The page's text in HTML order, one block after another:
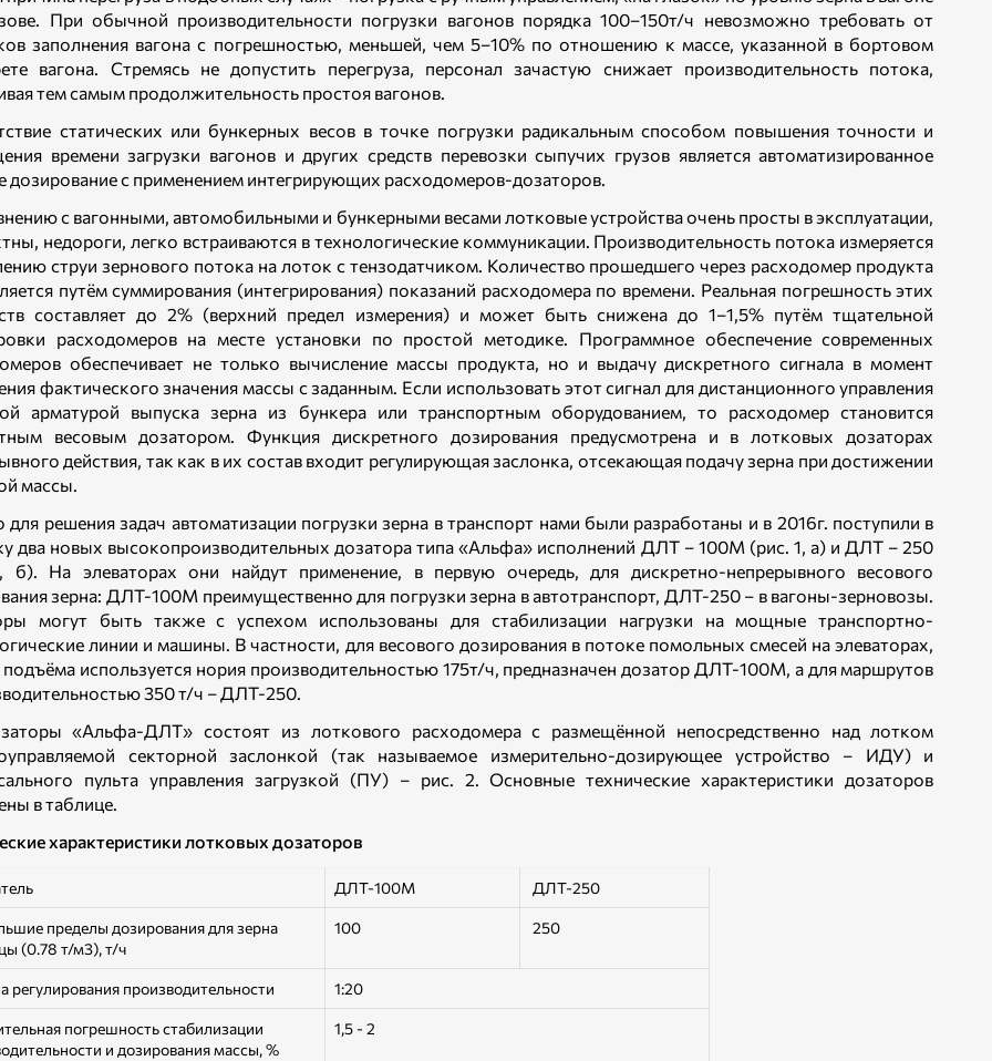
При обычной производительности погрузки вагонов порядка 100–150т/ч невозможно требовать от
заполнения вагона с погрешностью, меньшей, чем 5–10% по отношению к массе, указанной в бортовом
вагона. Стремясь не допустить перегруза, персонал зачастую снижает производительность потока,
тем самым продолжительность простоя вагонов.
статических или бункерных весов в точке погрузки радикальным способом повышения точности и
времени загрузки вагонов и других средств перевозки сыпучих грузов является автоматизированное
дозирование с применением интегрирующих расходомеров-дозаторов.
с вагонными, автомобильными и бункерными весами лотковые устройства очень просты в эксплуатации,
недороги, легко встраиваются в технологические коммуникации. Производительность потока измеряется
струи зернового потока на лоток с тензодатчиком. Количество прошедшего через расходомер продукта
путём суммирования (интегрирования) показаний расходомера по времени. Реальная погрешность этих
составляет до 2% (верхний предел измерения) и может быть снижена до 1–1,5% путём тщательной
расходомеров на месте установки по простой методике. Программное обеспечение современных
обеспечивает не только вычисление массы продукта, но и выдачу дискретного сигнала в момент
фактического значения массы с заданным. Если использовать этот сигнал для дистанционного управления
арматурой выпуска зерна из бункера или транспортным оборудованием, то расходомер становится
весовым дозатором. Функция дискретного дозирования предусмотрена и в лотковых дозаторах
действия, так как в их состав входит регулирующая заслонка, отсекающая подачу зерна при достижении
массы.
для решения задач автоматизации погрузки зерна в транспорт нами были разработаны и в 2016г. поступили в
два новых высокопроизводительных дозатора типа «Альфа» исполнений ДЛТ – 100М (рис. 1, а) и ДЛТ – 250
б). На элеваторах они найдут применение, в первую очередь, для дискретно-непрерывного весового
зерна: ДЛТ-100М преимущественно для погрузки зерна в автотранспорт, ДЛТ-250 – в вагоны-зерновозы.
могут быть также с успехом использованы для стабилизации нагрузки на мощные транспортно-
линии и машины. В частности, для весового дозирования в потоке помольных смесей на элеваторах,
подъёма используется нория производительностью 175т/ч, предназначен дозатор ДЛТ-100М, а для маршрутов
350 т/ч – ДЛТ-250.
«Альфа-ДЛТ» состоят из лоткового расходомера с размещённой непосредственно над лотком
секторной заслонкой (так называемое измерительно-дозирующее устройство – ИДУ) и
пульта управления загрузкой (ПУ) – рис. 2. Основные технические характеристики дозаторов
в таблице.
характеристики лотковых дозаторов
ДЛТ-100М ДЛТ-250
пределы дозирования для зерна
(0.78 т/м3), т/ч
100 250
регулирования производительности 1:20
погрешность стабилизации
и дозирования массы, %
1,5 - 2